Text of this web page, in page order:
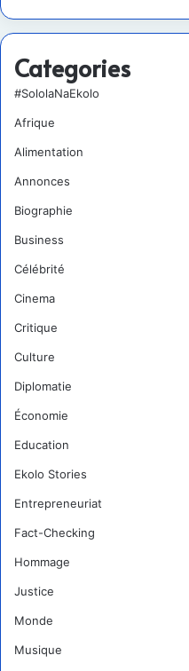
Categories
#SololaNaEkolo
Afrique
Alimentation
Annonces
Biographie
Business
Célébrité
Cinema
Critique
Culture
Diplomatie
Économie
Education
Ekolo Stories
Entrepreneuriat
Fact-Checking
Hommage
Justice
Monde
Musique